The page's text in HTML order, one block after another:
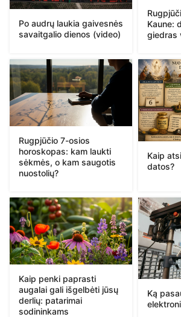
Po audrų laukia gaivesnės
savaitgalio dienos (video)
Kaune:
giedras
Rugpjūčio 7-osios
horoskopas: kam laukti
sėkmės, o kam saugotis
nuostolių?
Kaip
datos?
Kaip penki paprasti
augalai gali išgelbėti jūsų
derlių: patarimai
sodininkams
Ką